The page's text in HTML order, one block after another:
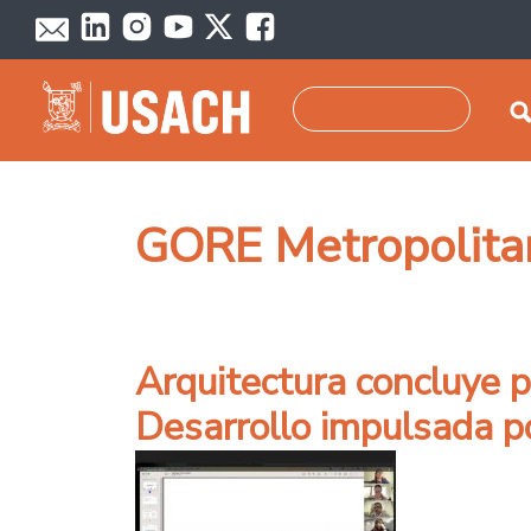
Pasar al contenido principal
GORE
Arquitectura concluye
Desarrollo impulsada